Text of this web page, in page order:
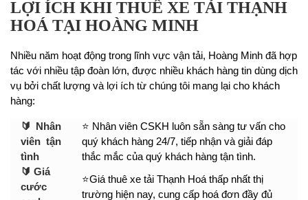
LỢI ÍCH KHI THUÊ XE TẢI THẠNH
HOÁ TẠI HOÀNG MINH
Nhiều năm hoạt động trong lĩnh vực vận tải, Hoàng Minh đã hợp
tác với nhiều tập đoàn lớn, được nhiều khách hàng tin dùng dịch
vụ bởi chất lượng và lợi ích từ chúng tôi mang lại cho khách
hàng:
🔰 Nhân
viên tận
tình
⭐ Nhân viên CSKH luôn sẵn sàng tư vấn cho
quý khách hàng 24/7, tiếp nhận và giải đáp
thắc mắc của quý khách hàng tận tình.
🔰 Giá
cước
⭐Giá thuê xe tải Thạnh Hoá thấp nhất thị
trường hiện nay, cung cấp hoá đơn đầy đủ